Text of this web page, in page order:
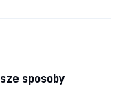
sposoby